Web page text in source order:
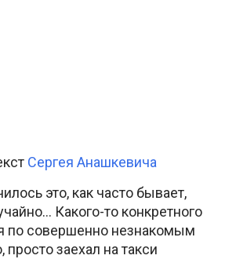
Сергея Анашкевича
это, как часто бывает,
Какого-то конкретного
по совершенно незнакомым
заехал на такси